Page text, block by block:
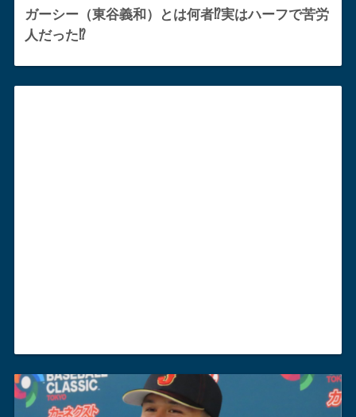
ガーシー（東谷義和）とは何者⁉︎実はハーフで苦労
人だった⁉︎